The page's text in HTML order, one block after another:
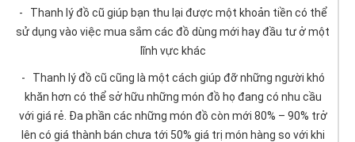
- Thanh lý đồ cũ giúp bạn thu lại được một khoản tiền có thể
sử dụng vào việc mua sắm các đồ dùng mới hay đầu tư ở một
lĩnh vực khác
- Thanh lý đồ cũ cũng là một cách giúp đỡ những người khó
khăn hơn có thể sở hữu những món đồ họ đang có nhu cầu
với giá rẻ. Đa phần các những món đồ còn mới 80% – 90% trở
lên có giá thành bán chưa tới 50% giá trị món hàng so với khi